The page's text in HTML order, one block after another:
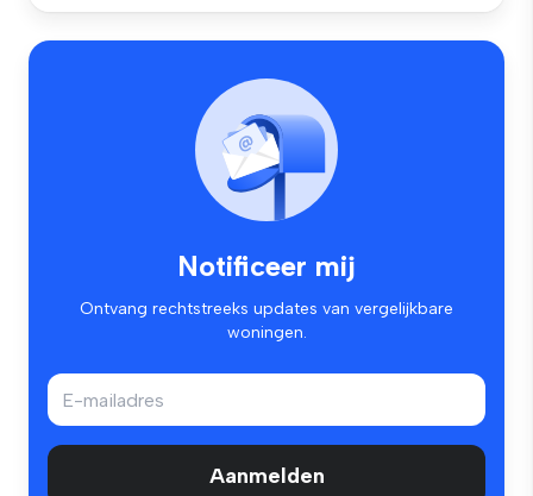
Notificeer mij
Ontvang rechtstreeks updates van vergelijkbare
woningen.
Aanmelden